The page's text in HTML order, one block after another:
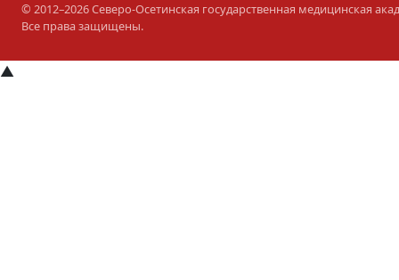
© 2012–2026 Северо-Осетинская государственная медицинская
Все права защищены.
▲